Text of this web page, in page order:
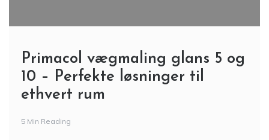
Primacol vægmaling glans 5 og
10 – Perfekte løsninger til
ethvert rum
5 Min Reading